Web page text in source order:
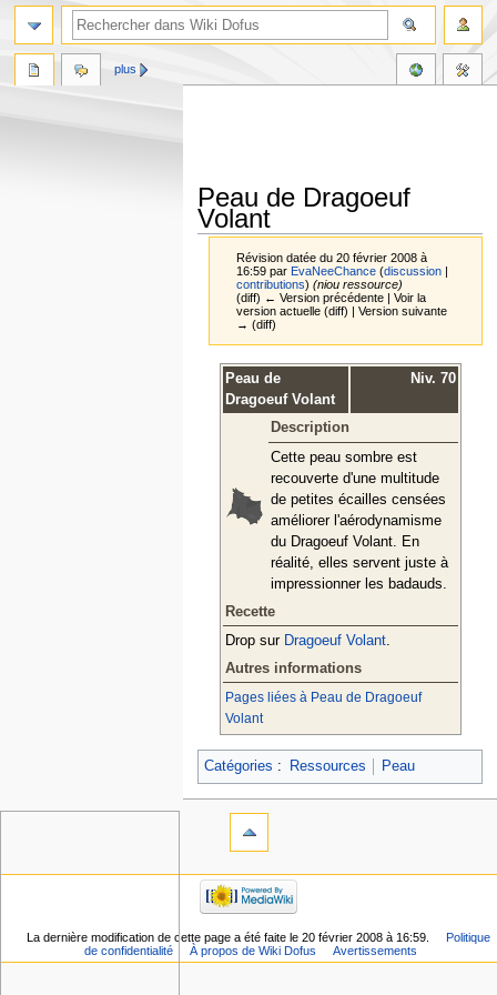
Peau de Dragoeuf
Volant
Révision datée du 20 février 2008 à
16:59 parEvaNeeChance (discussion |
contributions) (niou ressource)
(diff) ← Version précédente | Voir la
version actuelle (diff) | Version suivante
→ (diff)
Peau de
Dragoeuf Volant
Niv. 70
Description
Cette peau sombre est
recouverte d'une multitude
de petites écailles censées
améliorer l'aérodynamisme
du Dragoeuf Volant. En
réalité, elles servent juste à
impressionner les badauds.
Recette
Drop sur Dragoeuf Volant.
Autres informations
Pages liées à Peau de Dragoeuf
Volant
Catégories : Ressources Peau
plus
La dernière modification de cette page a été faite le 20 février 2008 à 16:59.
Politique
de confidentialité
À propos de Wiki Dofus Avertissements